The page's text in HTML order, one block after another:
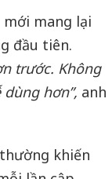
mang lại
đầu tiên.
trước. Không
hơn”, anh
khiến